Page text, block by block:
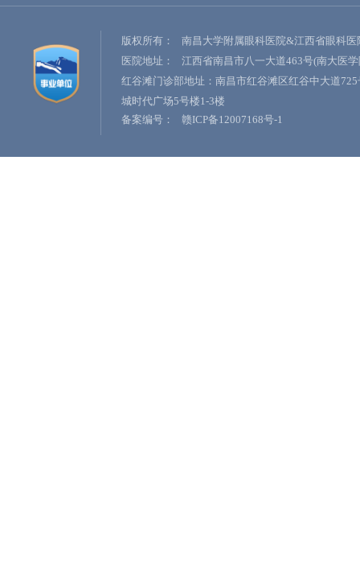
版权所有：
南昌大学附属眼科医院&江西省眼科医
医院地址：
江西省南昌市八一大道463号(南大医
红谷滩门诊部地址：南昌市红谷滩区红谷中大道725
城时代广场5号楼1-3楼
备案编号：
赣ICP备12007168号-1